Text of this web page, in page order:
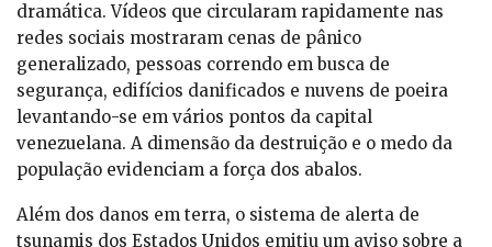
dramática. Vídeos que circularam rapidamente nas
redes sociais mostraram cenas de pânico
generalizado, pessoas correndo em busca de
segurança, edifícios danificados e nuvens de poeira
levantando-se em vários pontos da capital
venezuelana. A dimensão da destruição e o medo da
população evidenciam a força dos abalos.
Além dos danos em terra, o sistema de alerta de
tsunamis dos Estados Unidos emitiu um aviso sobre a